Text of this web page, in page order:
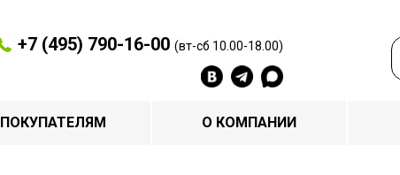
+7 (495) 790-16-00 (вт-сб 10.00-18.00)
ПОКУПАТЕЛЯМ О КОМПАНИИ